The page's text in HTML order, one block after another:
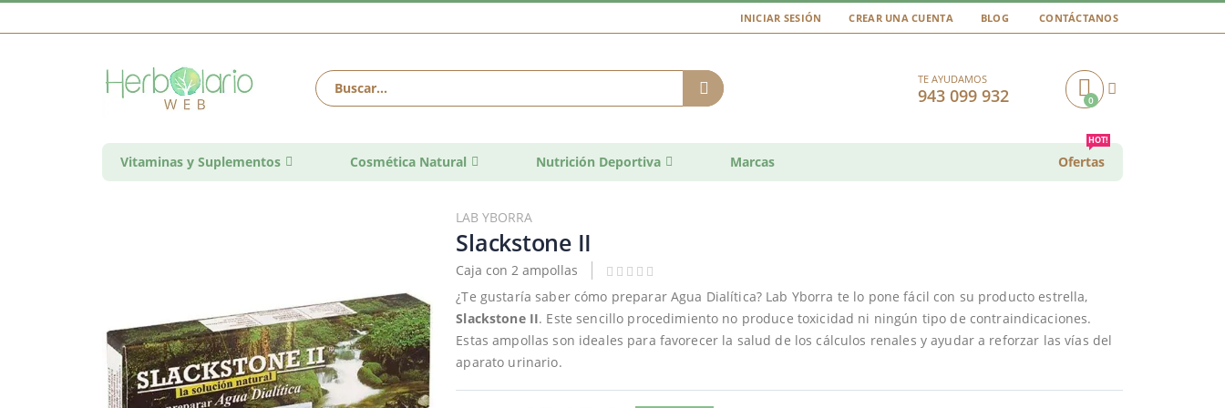
INICIAR SESIÓN CREAR UNA CUENTA BLOG CONTÁCTANOS
TE AYUDAMOS
943 099 932 Cart0
Vitaminas y Suplementos Cosmética Natural Nutrición Deportiva Marcas Ofertas
HOT!
imágenes
LAB YBORRA
Slackstone II
Caja con 2 ampollas
¿Te gustaría saber cómo preparar Agua Dialítica? Lab Yborra te lo pone fácil con su producto estrella,
Slackstone II. Este sencillo procedimiento no produce toxicidad ni ningún tipo de contraindicaciones.
Estas ampollas son ideales para favorecer la salud de los cálculos renales y ayudar a reforzar las vías del
aparato urinario.